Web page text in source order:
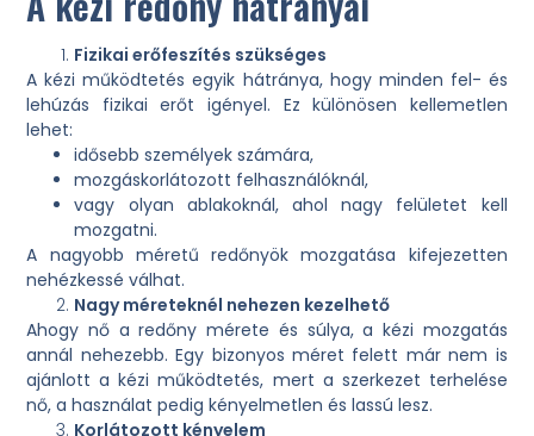
Fizikai erőfeszítés szükséges
A kézi működtetés egyik hátránya, hogy minden fel- és
lehúzás fizikai erőt igényel. Ez különösen kellemetlen
lehet:
idősebb személyek számára,
mozgáskorlátozott felhasználóknál,
vagy olyan ablakoknál, ahol nagy felületet kell
mozgatni.
A nagyobb méretű redőnyök mozgatása kifejezetten
nehézkessé válhat.
Nagy méreteknél nehezen kezelhető
Ahogy nő a redőny mérete és súlya, a kézi mozgatás
annál nehezebb. Egy bizonyos méret felett már nem is
ajánlott a kézi működtetés, mert a szerkezet terhelése
nő, a használat pedig kényelmetlen és lassú lesz.
Korlátozott kényelem